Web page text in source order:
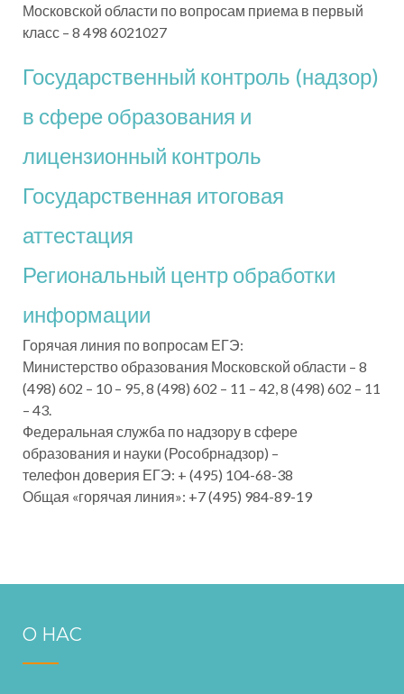
Московской области по вопросам приема в первый
класс – 8 498 6021027
Государственный контроль (надзор)
в сфере образования и
лицензионный контроль
Государственная итоговая
аттестация
Региональный центр обработки
информации
Горячая линия по вопросам ЕГЭ:
Министерство образования Московской области – 8
(498) 602 – 10 – 95, 8 (498) 602 – 11 – 42, 8 (498) 602 – 11
– 43.
Федеральная служба по надзору в сфере
образования и науки (Рособрнадзор) –
телефон доверия ЕГЭ: + (495) 104-68-38
Общая «горячая линия»: +7 (495) 984-89-19
О НАС